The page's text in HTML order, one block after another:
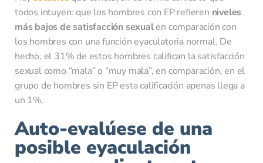
todos intuyen: que los hombres con EP refieren niveles
más bajos de satisfacción sexualen comparación con
los hombres con una función eyaculatoria normal. De
hecho, el 31% de estos hombres califican la satisfacción
sexual como “mala” o “muy mala”, en comparación, en el
grupo de hombres sin EP esta calificación apenas llega a
un 1%.
Auto-evalúese de una
posible eyaculación